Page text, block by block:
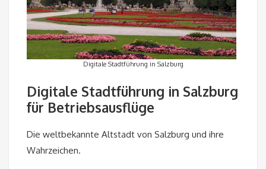
Digitale Stadtführung in Salzburg
Digitale Stadtführung in Salzburg
für Betriebsausflüge
Die weltbekannte Altstadt von Salzburg und ihre
Wahrzeichen.